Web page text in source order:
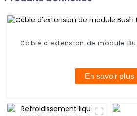
Câble d'extension de module
En savoir plus